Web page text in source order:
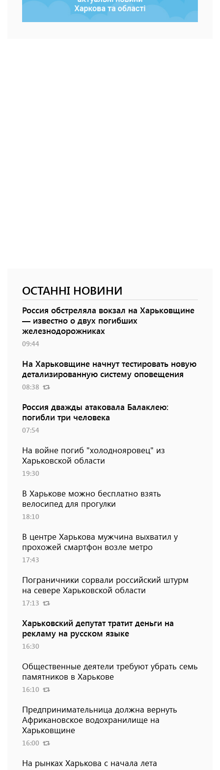
ОСТАННІ НОВИНИ
Россия обстреляла вокзал на Харьковщине
— известно о двух погибших
железнодорожниках
09:44
На Харьковщине начнут тестировать новую
детализированную систему оповещения
08:38
Россия дважды атаковала Балаклею:
погибли три человека
07:54
На войне погиб "холоднояровец" из
Харьковской области
19:30
В Харькове можно бесплатно взять
велосипед для прогулки
18:10
В центре Харькова мужчина выхватил у
прохожей смартфон возле метро
17:43
Пограничники сорвали российский штурм
на севере Харьковской области
17:13
Харьковский депутат тратит деньги на
рекламу на русском языке
16:30
Общественные деятели требуют убрать семь
памятников в Харькове
16:10
Предпринимательница должна вернуть
Африкановское водохранилище на
Харьковщине
16:00
На рынках Харькова с начала лета